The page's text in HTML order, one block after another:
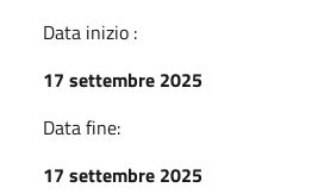
Data inizio :
17 settembre 2025
Data fine:
17 settembre 2025